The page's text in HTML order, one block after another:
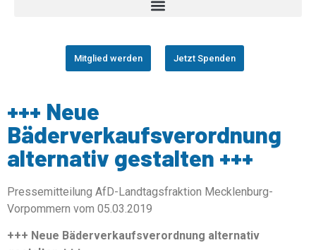
Mitglied werden Jetzt Spenden
+++ Neue
Bäderverkaufsverordnung
alternativ gestalten +++
Pressemitteilung AfD-Landtagsfraktion Mecklenburg-
Vorpommern vom 05.03.2019
+++ Neue Bäderverkaufsverordnung alternativ